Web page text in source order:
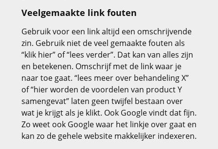
Veelgemaakte link fouten
Gebruik voor een link altijd een omschrijvende
zin. Gebruik niet de veel gemaakte fouten als
“klik hier” of “lees verder”. Dat kan van alles zijn
en betekenen. Omschrijf met de link waar je
naar toe gaat. “lees meer over behandeling X”
of “hier worden de voordelen van product Y
samengevat” laten geen twijfel bestaan over
wat je krijgt als je klikt. Ook Google vindt dat fijn.
Zo weet ook Google waar het linkje over gaat en
kan zo de gehele website makkelijker indexeren.